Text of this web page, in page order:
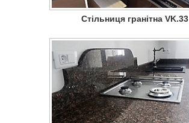
Стільниця гранітна VK.33